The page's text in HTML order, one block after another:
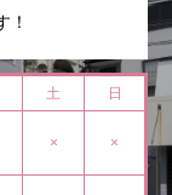
！
土 日
× ×